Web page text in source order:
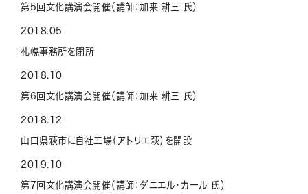
第5回文化講演会開催（講師：加来 耕三 氏）
2018.05
札幌事務所を閉所
2018.10
第6回文化講演会開催（講師：加来 耕三 氏）
2018.12
山口県萩市に自社工場（アトリエ萩）を開設
2019.10
第7回文化講演会開催（講師：ダニエル・カール 氏）